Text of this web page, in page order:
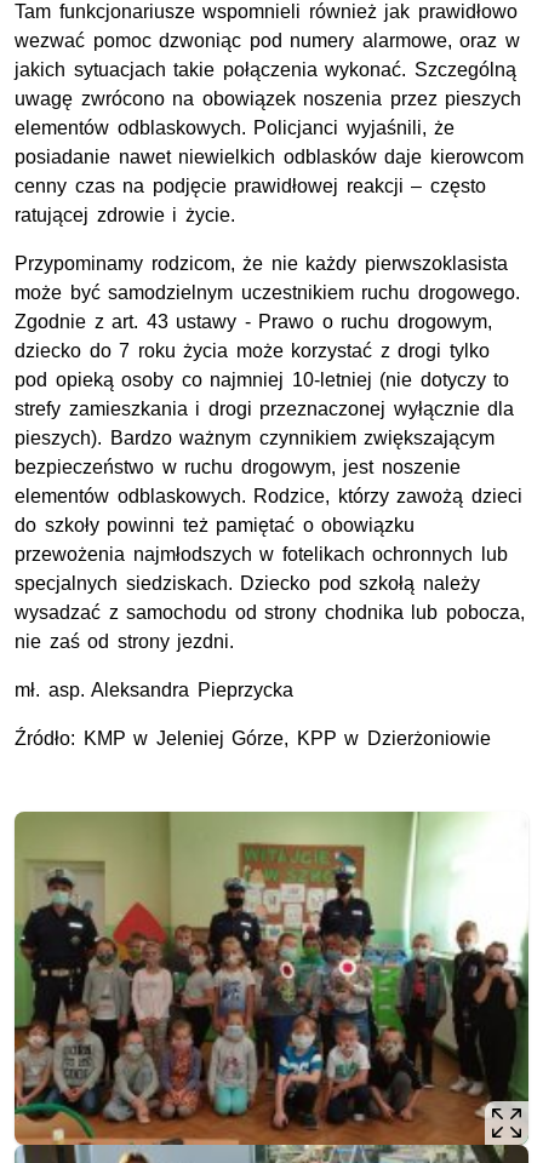
Tam funkcjonariusze wspomnieli również jak prawidłowo
wezwać pomoc dzwoniąc pod numery alarmowe, oraz w
jakich sytuacjach takie połączenia wykonać. Szczególną
uwagę zwrócono na obowiązek noszenia przez pieszych
elementów odblaskowych. Policjanci wyjaśnili, że
posiadanie nawet niewielkich odblasków daje kierowcom
cenny czas na podjęcie prawidłowej reakcji – często
ratującej zdrowie i życie.
Przypominamy rodzicom, że nie każdy pierwszoklasista
może być samodzielnym uczestnikiem ruchu drogowego.
Zgodnie z art. 43 ustawy - Prawo o ruchu drogowym,
dziecko do 7 roku życia może korzystać z drogi tylko
pod opieką osoby co najmniej 10-letniej (nie dotyczy to
strefy zamieszkania i drogi przeznaczonej wyłącznie dla
pieszych). Bardzo ważnym czynnikiem zwiększającym
bezpieczeństwo w ruchu drogowym, jest noszenie
elementów odblaskowych. Rodzice, którzy zawożą dzieci
do szkoły powinni też pamiętać o obowiązku
przewożenia najmłodszych w fotelikach ochronnych lub
specjalnych siedziskach. Dziecko pod szkołą należy
wysadzać z samochodu od strony chodnika lub pobocza,
nie zaś od strony jezdni.
mł. asp. Aleksandra Pieprzycka
Źródło: KMP w Jeleniej Górze, KPP w Dzierżoniowie